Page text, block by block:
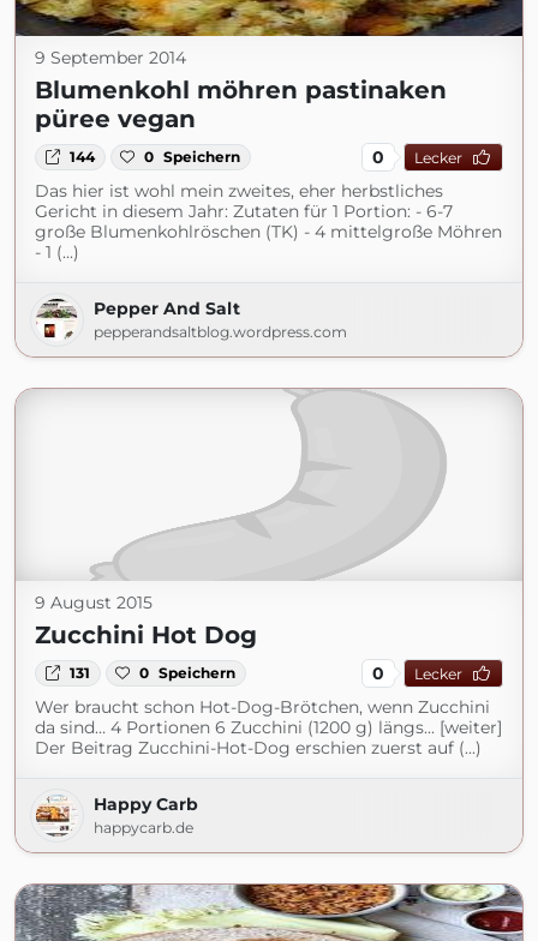
9 September 2014
Blumenkohl möhren pastinaken
püree vegan
144 0 Speichern 0 Lecker
Das hier ist wohl mein zweites, eher herbstliches
Gericht in diesem Jahr: Zutaten für 1 Portion: - 6-7
große Blumenkohlröschen (TK) - 4 mittelgroße Möhren
- 1 (...)
Pepper And Salt
pepperandsaltblog.wordpress.com
9 August 2015
Zucchini Hot Dog
131 0 Speichern 0 Lecker
Wer braucht schon Hot-Dog-Brötchen, wenn Zucchini
da sind… 4 Portionen 6 Zucchini (1200 g) längs... [weiter]
Der Beitrag Zucchini-Hot-Dog erschien zuerst auf (...)
Happy Carb
happycarb.de